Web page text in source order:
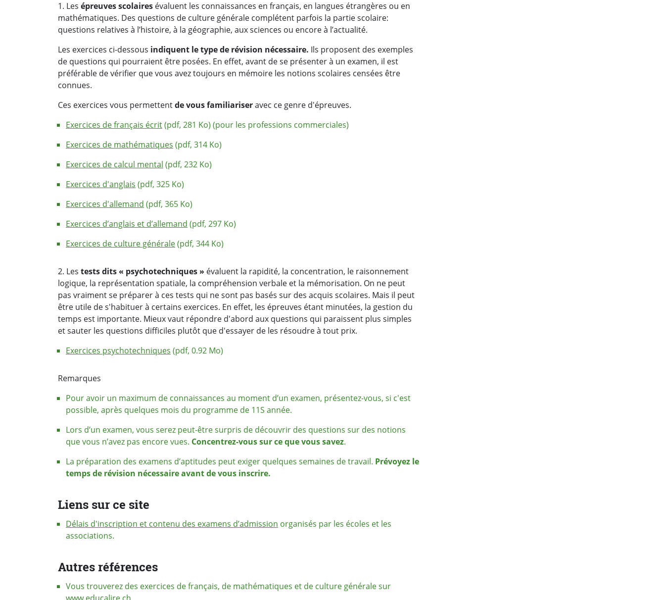
1. Les épreuves scolaires évaluent les connaissances en français, en langues étrangères ou en
mathématiques. Des questions de culture générale complétent parfois la partie scolaire:
questions relatives à l’histoire, à la géographie, aux sciences ou encore à l’actualité.
Les exercices ci-dessous indiquent le type de révision nécessaire. Ils proposent des exemples
de questions qui pourraient être posées. En effet, avant de se présenter à un examen, il est
préférable de vérifier que vous avez toujours en mémoire les notions scolaires censées être
connues.
Ces exercices vous permettentde vous familiariseravec ce genre d'épreuves.
Exercices de français écrit(pdf, 281 Ko) (pour les professions commerciales)
Exercices de mathématiques (pdf, 314 Ko)
Exercices de calcul mental (pdf, 232 Ko)
Exercices d'anglais (pdf, 325 Ko)
Exercices d'allemand (pdf, 365 Ko)
Exercices d’anglais et d’allemand (pdf, 297 Ko)
Exercices de culture générale(pdf, 344 Ko)
2. Les tests dits « psychotechniques » évaluent la rapidité, la concentration, le raisonnement
logique, la représentation spatiale, la compréhension verbale et la mémorisation. On ne peut
pas vraiment se préparer à ces tests qui ne sont pas basés sur des acquis scolaires. Mais il peut
être utile de s'habituer à certains exercices. En effet, les épreuves étant minutées, la gestion du
temps est importante. Mieux vaut répondre d'abord aux questions qui paraissent plus simples
et sauter les questions difficiles plutôt que d'essayer de les résoudre à tout prix.
Exercices psychotechniques (pdf, 0.92 Mo)
Remarques
Pour avoir un maximum de connaissances au moment d’un examen, présentez-vous, si c'est
possible, après quelques mois du programme de 11S année.
Lors d’un examen, vous serez peut-être surpris de découvrir des questions sur des notions
que vous n’avez pas encore vues. Concentrez-vous sur ce que vous savez.
La préparation des examens d’aptitudes peut exiger quelques semaines de travail. Prévoyez le
temps de révision nécessaire avant de vous inscrire.
Liens sur ce site
Délais d'inscription et contenu des examens d’admission organisés par les écoles et les
associations.
Autres références
Vous trouverez des exercices de français, de mathématiques et de culture générale sur